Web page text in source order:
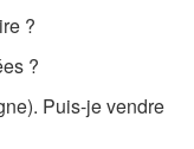
?
?
Puis-je vendre